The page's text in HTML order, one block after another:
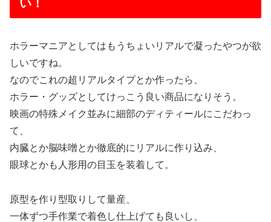
い！
ホラーマニアとしてはもうちょいリアルで凝ったやつが欲
しいですね。
なのでこれの超リアルタイプとか作ったら、
ホラー・グッズとしてけっこう良い商品になりそう。
映画の特殊メイク並みに細部のディティールにこだわっ
て、
内臓とか脳味噌とか徹底的にリアルに作り込み、
眼球とかも人形用の目玉を装着して。
原型を作り型取りして量産、
一体ずつ手作業で着色し仕上げても良いし、